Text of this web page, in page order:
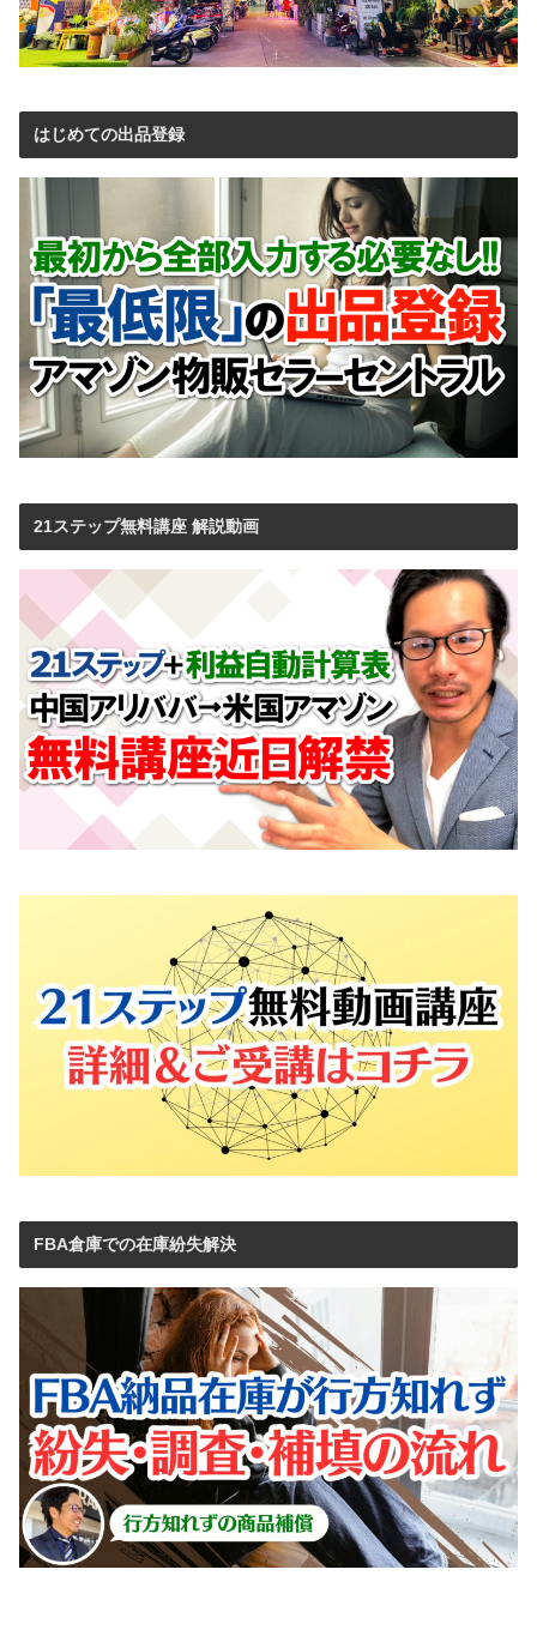
はじめての出品登録
21ステップ無料講座 解説動画
FBA倉庫での在庫紛失解決